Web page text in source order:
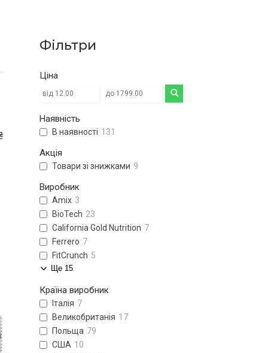
Фільтри
Ціна
Наявність
В наявності 131
Акція
Товари зі знижками 9
Виробник
Amix 3
BioTech 23
California Gold Nutrition 7
Ferrero 7
FitCrunch 5
Ще 15
Країна виробник
Італія 7
Великобританія 17
Польща 79
США 10